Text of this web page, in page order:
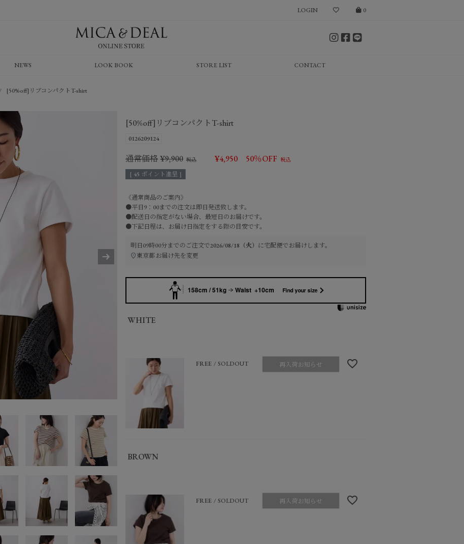
LOGIN 0
NEWS LOOK BOOK STORE LIST CONTACT
[50%off]リブコンパクトT-shirt
[50%off]リブコンパクトT-shirt
0126209124
通常価格¥9,900 ¥4,950 50％OFF
[ 45 ポイント進呈 ]
《通常商品のご案内》
●平日9：00までの注文は即日発送致します。
●配送日の指定がない場合、最短日のお届けです。
●下記日程は、お届け日指定をする際の目安です。
明日09時00分までのご注文で2026/08/18（火） に宅配便でお届けします。
東京都お届け先を変更
158cm / 51kg Waist +10cm Find your size
WHITE
FREE SOLDOUT 再入荷お知らせ
BROWN
FREE SOLDOUT 再入荷お知らせ